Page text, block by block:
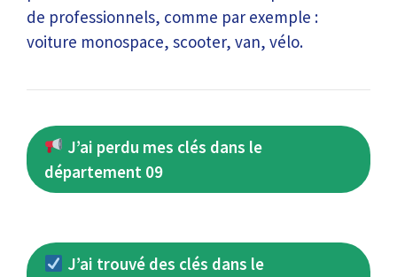
de professionnels, comme par exemple :
voiture monospace, scooter, van, vélo.
J’ai perdu mes clés dans le
département 09
J’ai trouvé des clés dans le